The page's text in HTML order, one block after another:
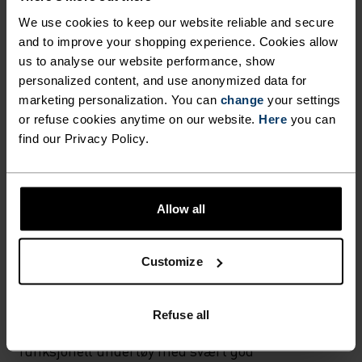
We use cookies to keep our website reliable and secure
and to improve your shopping experience. Cookies allow
us to analyse our website performance, show
personalized content, and use anonymized data for
marketing personalization. You can change your settings
or refuse cookies anytime on our website. Here you can
find our Privacy Policy.
Allow all
Customize
Refuse all
Fottur - Ski & snø
STOFFSPESIFIKASJONER
SYNTETISK
MERINO
Designet for en eksepsjonelt lett følelse mot huden. God
stretch. Transporterer fukt og tørker raskt, slik at du
holder riktig kroppstemperatur. Laget slitesterkt for
TEMPERATURKONTROLLSYSTEM
WARM
funksjonelt undertøy med svært god